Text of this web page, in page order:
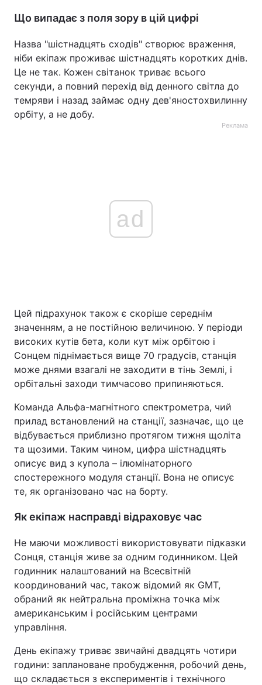
Що випадає з поля зору в цій цифрі
Назва "шістнадцять сходів" створює враження,
ніби екіпаж проживає шістнадцять коротких днів.
Це не так. Кожен світанок триває всього
секунди, а повний перехід від денного світла до
темряви і назад займає одну дев'яностохвилинну
орбіту, а не добу.
Реклама
ad
Цей підрахунок також є скоріше середнім
значенням, а не постійною величиною. У періоди
високих кутів бета, коли кут між орбітою і
Сонцем піднімається вище 70 градусів, станція
може днями взагалі не заходити в тінь Землі, і
орбітальні заходи тимчасово припиняються.
Команда Альфа-магнітного спектрометра, чий
прилад встановлений на станції, зазначає, що це
відбувається приблизно протягом тижня щоліта
та щозими. Таким чином, цифра шістнадцять
описує вид з купола – ілюмінаторного
спостережного модуля станції. Вона не описує
те, як організовано час на борту.
Як екіпаж насправді відраховує час
Не маючи можливості використовувати підказки
Сонця, станція живе за одним годинником. Цей
годинник налаштований на Всесвітній
координований час, також відомий як GMT,
обраний як нейтральна проміжна точка між
американським і російським центрами
управління.
День екіпажу триває звичайні двадцять чотири
години: заплановане пробудження, робочий день,
що складається з експериментів і технічного